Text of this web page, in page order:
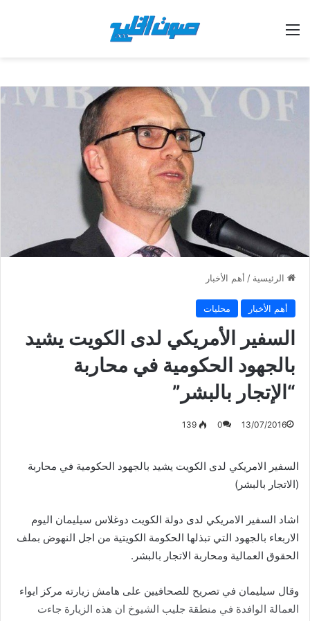
القائمة
الرئيسية / أهم الأخبار
أهم الأخبار محليات
السفير الأمريكي لدى الكويت يشيد
بالجهود الحكومية في محاربة
“الإتجار بالبشر”
13/07/2016
0
139
السفير الامريكي لدى الكويت يشيد بالجهود الحكومية في محاربة
(الاتجار بالبشر)
اشاد السفير الامريكي لدى دولة الكويت دوغلاس سيليمان اليوم
الاربعاء بالجهود التي تبذلها الحكومة الكويتية من اجل النهوض بملف
الحقوق العمالية ومحاربة الاتجار بالبشر.
وقال سيليمان في تصريح للصحافيين على هامش زيارته مركز ايواء
العمالة الوافدة في منطقة جليب الشيوخ ان هذه الزيارة جاءت